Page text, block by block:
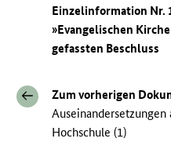
Einzelinformation Nr.
»Evangelischen
gefassten Beschluss
Zum vorherigen
Hochschule (1)